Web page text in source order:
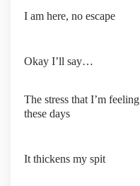
I am here, no escape
Okay I’ll say…
The stress that I’m feeling
these days
It thickens my spit